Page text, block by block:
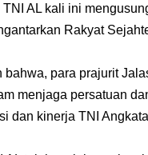
AL kali ini
Rakyat
para prajurit
menjaga persatuan
dan kinerja TNI